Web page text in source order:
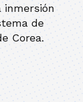
inmersión
de
Corea.